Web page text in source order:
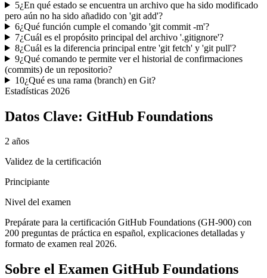
5¿En qué estado se encuentra un archivo que ha sido modificado
pero aún no ha sido añadido con 'git add'?
6¿Qué función cumple el comando 'git commit -m'?
7¿Cuál es el propósito principal del archivo '.gitignore'?
8¿Cuál es la diferencia principal entre 'git fetch' y 'git pull'?
9¿Qué comando te permite ver el historial de confirmaciones
(commits) de un repositorio?
10¿Qué es una rama (branch) en Git?
Estadísticas 2026
Datos Clave: GitHub Foundations
2 años
Validez de la certificación
Principiante
Nivel del examen
Prepárate para la certificación GitHub Foundations (GH-900) con
200 preguntas de práctica en español, explicaciones detalladas y
formato de examen real 2026.
Sobre el Examen GitHub Foundations